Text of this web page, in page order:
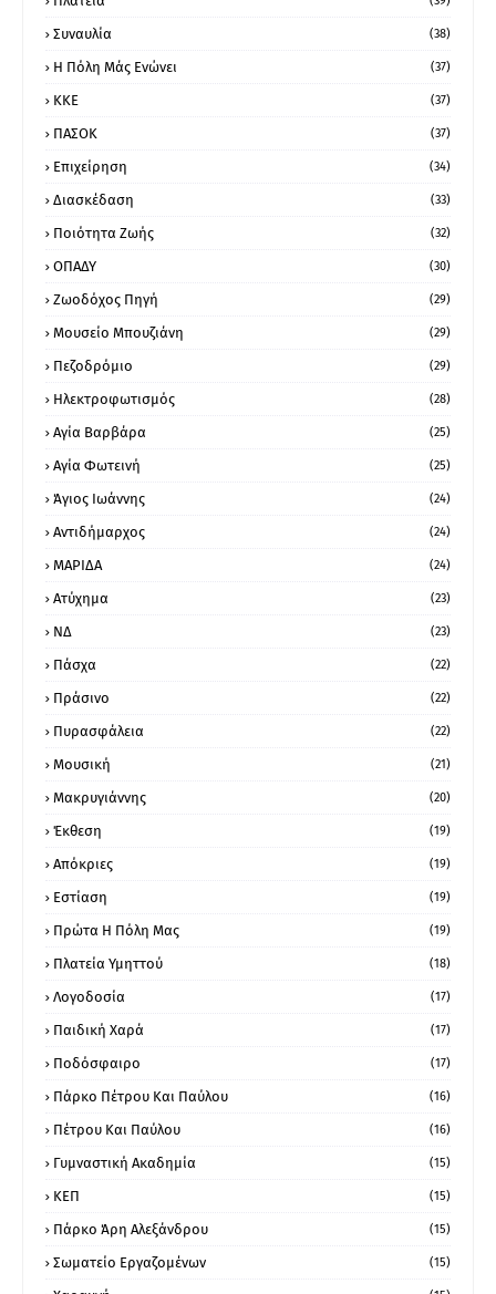
Συναυλία (38)
Η Πόλη Μάς Ενώνει (37)
ΚΚΕ (37)
ΠΑΣΟΚ (37)
Επιχείρηση (34)
Διασκέδαση (33)
Ποιότητα Ζωής (32)
ΟΠΑΔΥ (30)
Ζωοδόχος Πηγή (29)
Μουσείο Μπουζιάνη (29)
Πεζοδρόμιο (29)
Ηλεκτροφωτισμός (28)
Αγία Βαρβάρα (25)
Αγία Φωτεινή (25)
Άγιος Ιωάννης (24)
Αντιδήμαρχος (24)
ΜΑΡΙΔΑ (24)
Ατύχημα (23)
ΝΔ (23)
Πάσχα (22)
Πράσινο (22)
Πυρασφάλεια (22)
Μουσική (21)
Μακρυγιάννης (20)
Έκθεση (19)
Απόκριες (19)
Εστίαση (19)
Πρώτα Η Πόλη Μας (19)
Πλατεία Υμηττού (18)
Λογοδοσία (17)
Παιδική Χαρά (17)
Ποδόσφαιρο (17)
Πάρκο Πέτρου Και Παύλου (16)
Πέτρου Και Παύλου (16)
Γυμναστική Ακαδημία (15)
ΚΕΠ (15)
Πάρκο Άρη Αλεξάνδρου (15)
Σωματείο Εργαζομένων (15)